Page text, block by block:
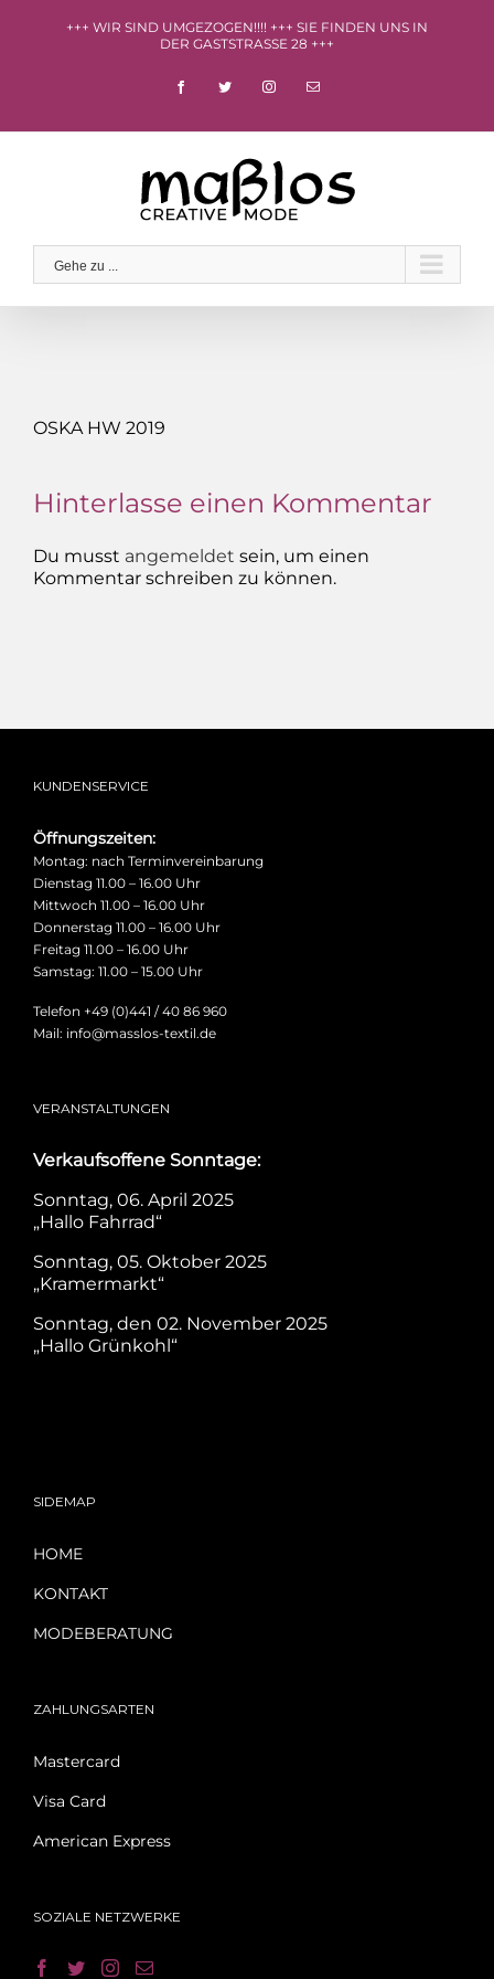
+++ WIR SIND UMGEZOGEN!!!! +++ SIE FINDEN UNS IN
DER GASTSTRASSE 28 +++
facebooktwitter instagramE-
Gehe zu ...
OSKA HW 2019
Hinterlasse einen Kommentar
Du musst angemeldet sein, um einen
Kommentar schreiben zu können.
KUNDENSERVICE
Öffnungszeiten:
Montag: nach Terminvereinbarung
Dienstag 11.00 – 16.00 Uhr
Mittwoch 11.00 – 16.00 Uhr
Donnerstag 11.00 – 16.00 Uhr
Freitag 11.00 – 16.00 Uhr
Samstag: 11.00 – 15.00 Uhr
Telefon +49 (0)441 / 40 86 960
Mail: info@masslos-textil.de
VERANSTALTUNGEN
Verkaufsoffene Sonntage:
Sonntag, 06. April 2025
„Hallo Fahrrad“
Sonntag, 05. Oktober 2025
„Kramermarkt“
Sonntag, den 02. November 2025
„Hallo Grünkohl“
SIDEMAP
HOME
KONTAKT
MODEBERATUNG
ZAHLUNGSARTEN
Mastercard
Visa Card
American Express
SOZIALE NETZWERKE